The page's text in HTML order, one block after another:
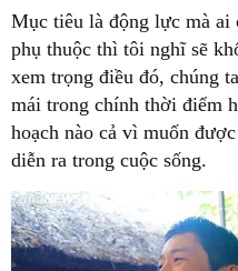
Mục tiêu là động lực mà ai
phụ thuộc thì tôi nghĩ sẽ
xem trọng điều đó, chúng
mái trong chính thời điểm
hoạch nào cả vì muốn
diễn ra trong cuộc sống.